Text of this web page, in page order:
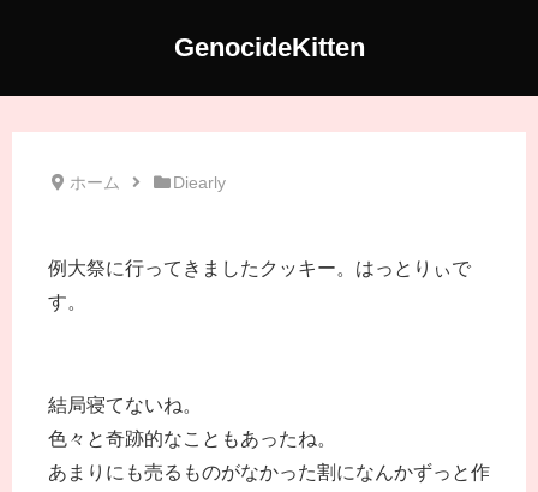
GenocideKitten
ホーム Diearly
例大祭に行ってきましたクッキー。はっとりぃで
す。
結局寝てないね。
色々と奇跡的なこともあったね。
あまりにも売るものがなかった割になんかずっと作